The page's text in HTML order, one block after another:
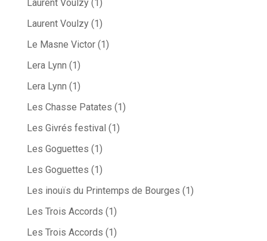
Laurent Voulzy(1)
Laurent Voulzy(1)
Le Masne Victor(1)
Lera Lynn (1)
Lera Lynn (1)
Les Chasse Patates (1)
Les Givrés festival (1)
Les Goguettes (1)
Les Goguettes (1)
Les inouïs du Printemps de Bourges (1)
Les Trois Accords (1)
Les Trois Accords (1)